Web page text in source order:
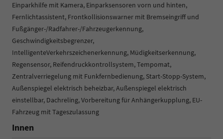
Einparkhilfe mit Kamera, Einparksensoren vorn und hinten,
Fernlichtassistent, Frontkollisionswarner mit Bremseingriff und
Fußgänger-/Radfahrer-/Fahrzeugerkennung,
Geschwindigkeitsbegrenzer,
IntelligenteVerkehrszeichenerkennung, Müdigkeitserkennung,
Regensensor, Reifendruckkontrollsystem, Tempomat,
Zentralverriegelung mit Funkfernbedienung, Start-Stopp-System,
Außenspiegel elektrisch beheizbar, Außenspiegel elektrisch
einstellbar, Dachreling, Vorbereitung für Anhängerkupplung, EU-
Fahrzeug mit Tageszulassung
Innen